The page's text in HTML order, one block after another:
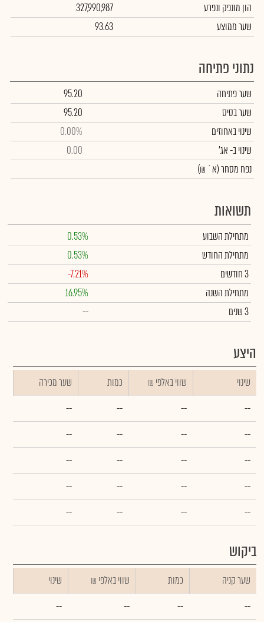
הון מונפק ונפרע
327,990,987
שער ממוצע
93.63
נתוני פתיחה
שער פתיחה
95.20
שער בסיס
95.20
שינוי באחוזים
0.00%
שינויב- אג'
0.00
נפח מסחר(א` ₪)
תשואות
מתחילת השבוע
0.53%
מתחילת החודש
0.53%
3 חודשים
-7.21%
מתחילת השנה
16.95%
3 שנים
--
היצע
שינוי ₪ שווי באלפי כמות
שער מכירה
--
--
--
--
--
--
--
--
--
--
--
--
--
--
--
--
--
--
--
--
ביקוש
שער קניה כמות ₪ שווי באלפי
שינוי
--
--
--
--